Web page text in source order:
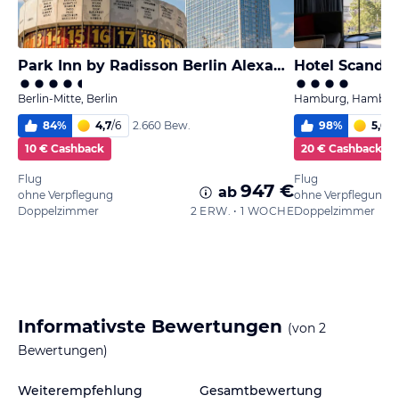
Park Inn by Radisson Berlin Alexanderplatz
Berlin-Mitte, Berlin
84% 4,7/6
2.660 Bew.
10 € Cashback
Flug
ohne Verpflegung
Doppelzimmer
ab 947 €
2 ERW. • 1 WOCHE
Hotel
Hamburg,
98% 5,6
20 € Cashback
Flug
ohne Verpflegung
Doppelzimmer
Informativste Bewertungen (von 2
Bewertungen)
Weiterempfehlung Gesamtbewertung